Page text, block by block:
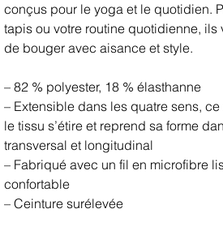
conçus pour le yoga et le quotidien.
tapis ou votre routine quotidienne, ils
de bouger avec aisance et style.
– 82 % polyester, 18 % élasthanne
– Extensible dans les quatre sens,
le tissu s’étire et reprend sa forme
transversal et longitudinal
– Fabriqué avec un fil en microfibre
confortable
– Ceinture surélevée